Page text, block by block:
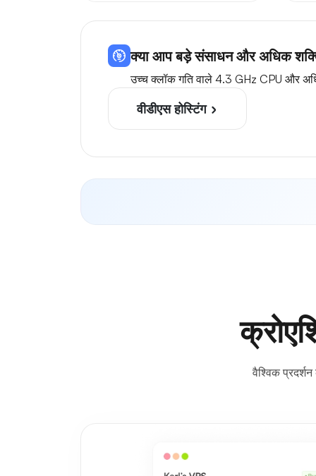
क्या आप बड़े संसाधन और अधिक
उच्च क्लॉक गति वाले 4.3 GHz CPU और
वीडीएस होस्टिंग
वैश्विक